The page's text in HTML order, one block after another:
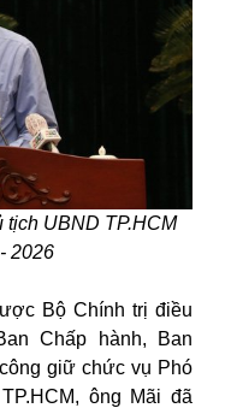
tịch UBND TP.HCM
2026
Bộ Chính trị điều
Chấp hành, Ban
giữ chức vụ Phó
ông Mãi đã